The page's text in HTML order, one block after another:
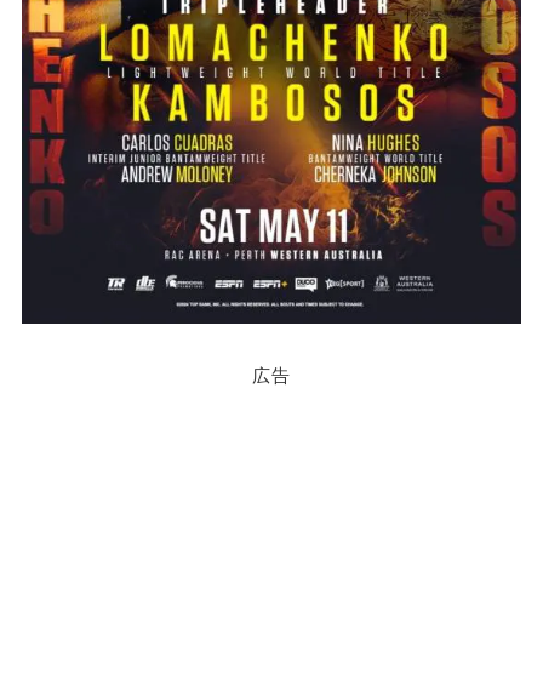
広告